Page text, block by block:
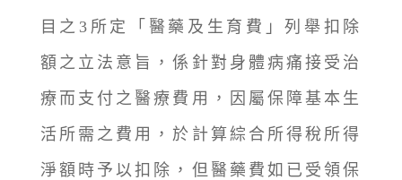
目之3所定「醫藥及生育費」列舉扣除
額之立法意旨，係針對身體病痛接受治
療而支付之醫療費用，因屬保障基本生
活所需之費用，於計算綜合所得稅所得
淨額時予以扣除，但醫藥費如已受領保